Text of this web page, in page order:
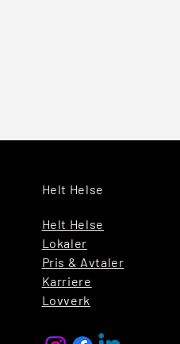
Helt Helse
Helt Helse
Lokaler
Pris & Avtaler
Karriere
Lovverk